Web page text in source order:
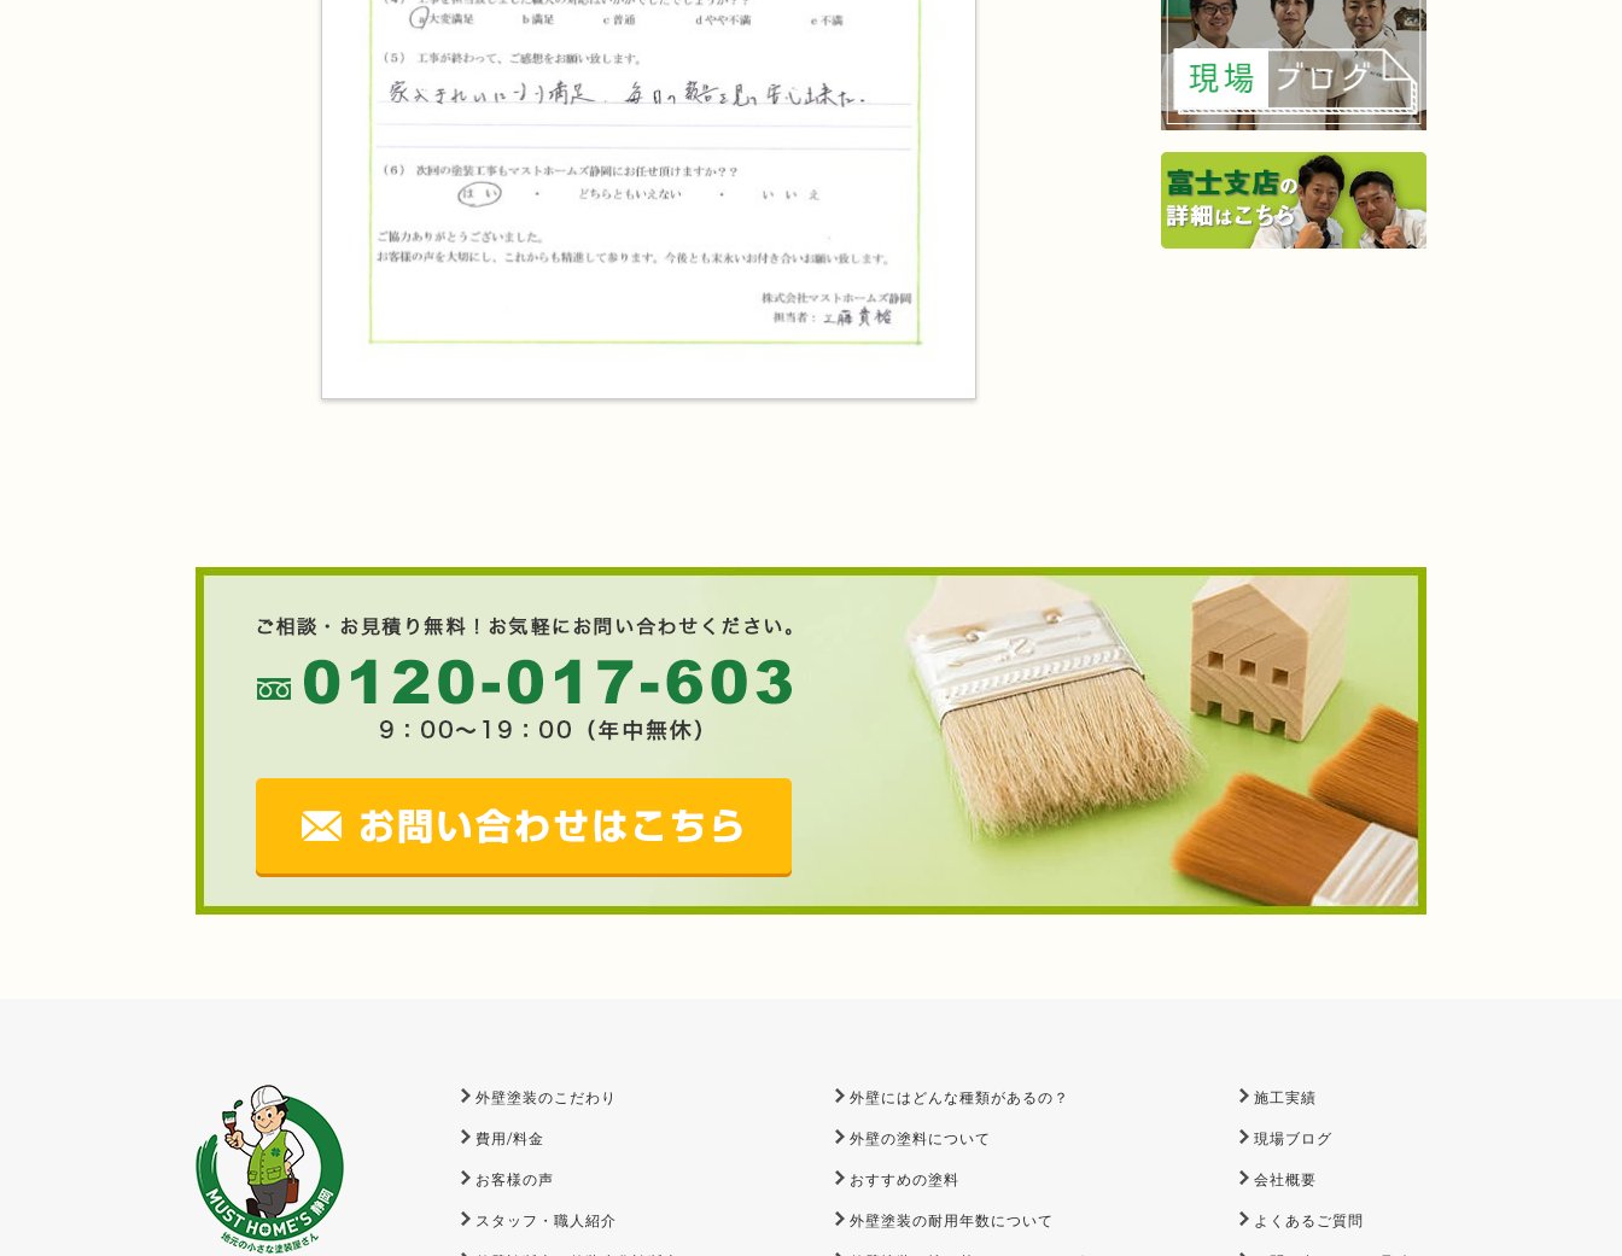
外壁塗装のこだわり
費用/料金
お客様の声
スタッフ・職人紹介
外壁にはどんな種類があるの？
外壁の塗料について
おすすめの塗料
外壁塗装の耐用年数について
施工実績
現場ブログ
会社概要
よくあるご質問